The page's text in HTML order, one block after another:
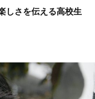
しさを伝える高校生